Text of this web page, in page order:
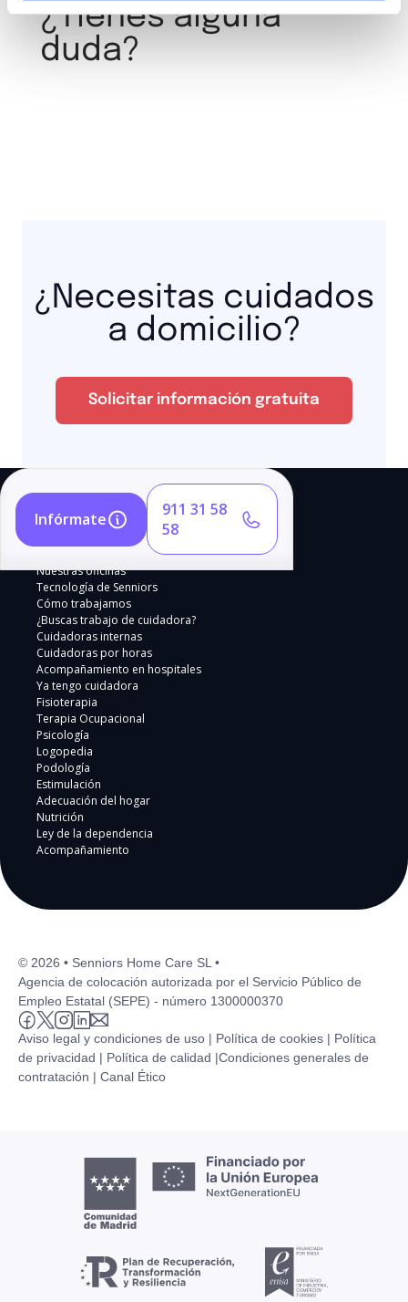
¿Tienes alguna
duda?
¿Necesitas cuidados
a domicilio?
Solicitar información gratuita
Infórmate
911 31 58
58
Nuestras oficinas
Tecnología de Senniors
Cómo trabajamos
¿Buscas trabajo de cuidadora?
Cuidadoras internas
Cuidadoras por horas
Acompañamiento en hospitales
Ya tengo cuidadora
Fisioterapia
Terapia Ocupacional
Psicología
Logopedia
Podología
Estimulación
Adecuación del hogar
Nutrición
Ley de la dependencia
Acompañamiento
© 2026 • Senniors Home Care SL •
Agencia de colocación autorizada por el Servicio Público de
Empleo Estatal (SEPE) - número 1300000370
Aviso legal y condiciones de uso | Política de cookies | Política
de privacidad | Política de calidad |Condiciones generales de
contratación | Canal Ético